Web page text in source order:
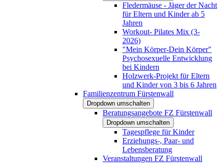
Fledermäuse - Jäger der Nacht
für Eltern und Kinder ab 5
Jahren
Workout- Pilates Mix (3-
2026)
"Mein Körper-Dein Körper"
Psychosexuelle Entwicklung
bei Kindern
Holzwerk-Projekt für Eltern
und Kinder von 3 bis 6 Jahren
Familienzentrum Fürstenwall
Dropdown umschalten
Beratungsangebote FZ Fürstenwall
Dropdown umschalten
Tagespflege für Kinder
Erziehungs-, Paar- und
Lebensberatung
Veranstaltungen FZ Fürstenwall